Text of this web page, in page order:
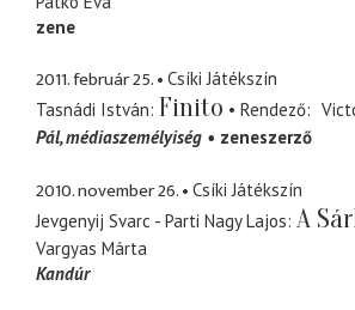
zene
2011. február 25.
Csíki Játékszín
Tasnádi István Finito Rendező
Pál médiaszemélyiség zeneszerző
2010. november 26.
Csíki Játékszín
Jevgenyij Svarc - Parti Nagy Lajos A
Vargyas Márta
Kandúr